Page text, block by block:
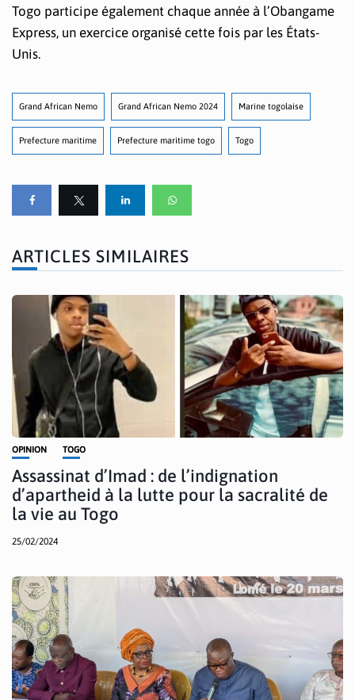
Togo participe également chaque année à l’Obangame
Express, un exercice organisé cette fois par les États-
Unis.
Grand African Nemo Grand African Nemo 2024 Marine togolaise
Prefecture maritime Prefecture maritime togo Togo
ARTICLES SIMILAIRES
OPINION TOGO
Assassinat d’Imad : de l’indignation
d’apartheid à la lutte pour la sacralité de
la vie au Togo
25/02/2024